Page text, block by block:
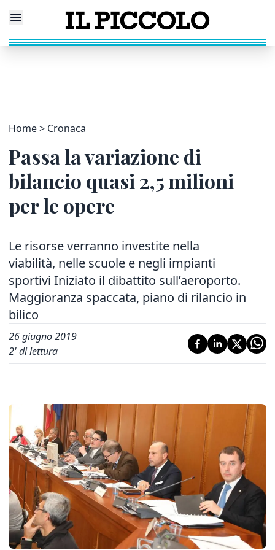
Home Cronaca
Passa la variazione di
bilancio quasi 2,5 milioni
per le opere
Le risorse verranno investite nella
viabilità, nelle scuole e negli impianti
sportivi Iniziato il dibattito sull’aeroporto.
Maggioranza spaccata, piano di rilancio in
bilico
26 giugno 2019
2' di lettura